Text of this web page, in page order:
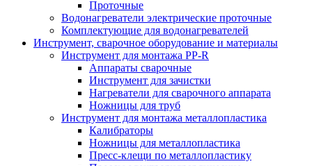
Проточные
Водонагреватели электрические проточные
Комплектующие для водонагревателей
Инструмент, сварочное оборудование и материалы
Инструмент для монтажа PP-R
Аппараты сварочные
Инструмент для зачистки
Нагреватели для сварочного аппарата
Ножницы для труб
Инструмент для монтажа металлопластика
Калибраторы
Ножницы для металлопластика
Пресс-клещи по металлопластику